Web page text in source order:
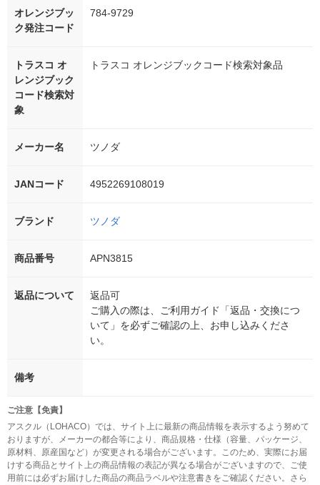
オレンジブッ
ク発注コード
784-9729
トラスコ オ
レンジブック
コード検索対
象
トラスコ オレンジブックコード検索対象品
メーカー名 ツノダ
JANコード 4952269108019
ブランド ツノダ
商品番号 APN3815
返品について
返品可
ご購入の際は、ご利用ガイド「返品・交換につ
いて」を必ずご確認の上、お申し込みくださ
い。
備考
ご注意【免責】
アスクル（LOHACO）では、サイト上に最新の商品情報を表示するよう努めて
おりますが、メーカーの都合等により、商品規格・仕様（容量、パッケージ、
原材料、原産国など）が変更される場合がございます。このため、実際にお届
けする商品とサイト上の商品情報の表記が異なる場合がございますので、ご使
用前には必ずお届けした商品の商品ラベルや注意書きをご確認ください。さら